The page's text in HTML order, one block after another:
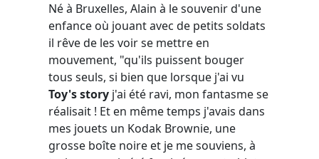
Né à Bruxelles, Alain à le souvenir d'une
enfance où jouant avec de petits soldats
il rêve de les voir se mettre en
mouvement, "qu'ils puissent bouger
tous seuls, si bien que lorsque j'ai vu
Toy's story j'ai été ravi, mon fantasme se
réalisait ! Et en même temps j'avais dans
mes jouets un Kodak Brownie, une
grosse boîte noire et je me souviens, à